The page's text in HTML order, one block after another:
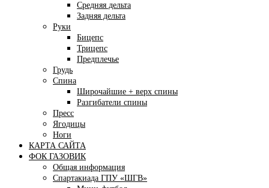
Средняя дельта
Задняя дельта
Руки
Бицепс
Трицепс
Предплечье
Грудь
Спина
Широчайшие + верх спины
Разгибатели спины
Пресс
Ягодицы
Ноги
КАРТА САЙТА
ФОК ГАЗОВИК
Общая информация
Спартакиада ГПУ «ШГВ»